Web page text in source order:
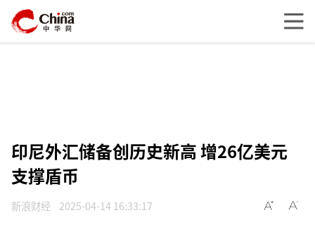
印尼外汇储备创历史新高 增26亿美元
支撑盾币
新浪财经 2025-04-14 16:33:17